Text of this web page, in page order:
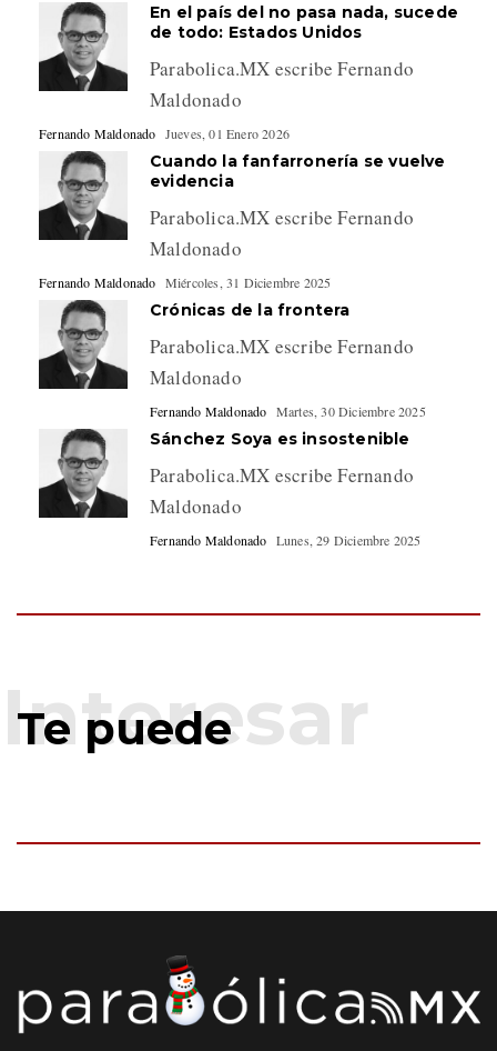
En el país del no pasa nada, sucede
de todo: Estados Unidos
Parabolica.MX escribe Fernando
Maldonado
Fernando Maldonado Jueves, 01 Enero 2026
Cuando la fanfarronería se vuelve
evidencia
Parabolica.MX escribe Fernando
Maldonado
Fernando Maldonado Miércoles, 31 Diciembre 2025
Crónicas de la frontera
Parabolica.MX escribe Fernando
Maldonado
Fernando Maldonado Martes, 30 Diciembre 2025
Sánchez Soya es insostenible
Parabolica.MX escribe Fernando
Maldonado
Fernando Maldonado Lunes, 29 Diciembre 2025
Te puede